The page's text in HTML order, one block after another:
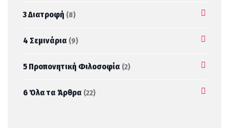
3 Διατροφή (8)
4 Σεμινάρια (9)
5 Προπονητική Φιλοσοφία (2)
6 Όλα τα Άρθρα (22)